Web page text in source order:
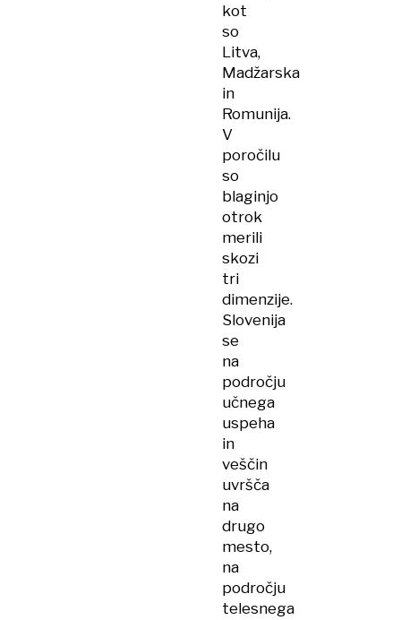
kot
so
Litva,
Madžarska
in
Romunija.
V
poročilu
so
blaginjo
otrok
merili
skozi
tri
dimenzije.
Slovenija
se
na
področju
učnega
uspeha
in
veščin
uvršča
na
drugo
mesto,
na
področju
telesnega